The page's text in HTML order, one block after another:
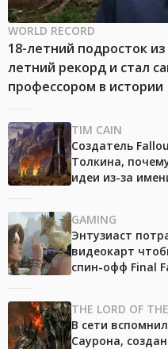
WORLD RECORD
18-летний подросток
летний рекорд и стал
профессором в истории
TIM CAIN
Создатель
Толкина,
идеи из-за
GAMING
Энтузиаст
видеокарт
спин-офф Final
THE LORD OF
В сети
Саурона,